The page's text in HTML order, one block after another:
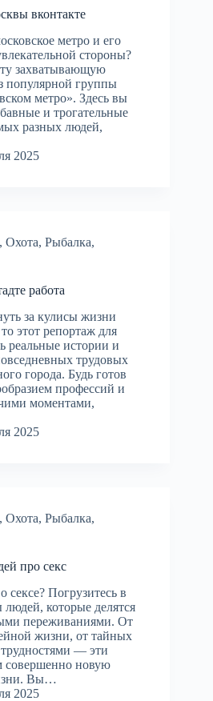
вконтакте
метро и его
стороны?
захватывающую
популярной группы
метро». Здесь вы
и трогательные
разных людей,
2025
, Охота, Рыбалка,
работа
за кулисы жизни
этот репортаж для
реальные истории и
трудовых
города. Будь готов
профессий и
моментами,
2025
, Охота, Рыбалка,
про секс
сексе? Погрузитесь в
людей, которые делятся
переживаниями. От
жизни, от тайных
— эти
совершенно новую
Вы…
2025